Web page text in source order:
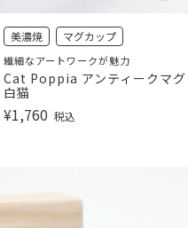
美濃焼 マグカップ
繊細なアートワークが魅力
Cat Poppia アンティークマグ
白猫
¥1,760 税込